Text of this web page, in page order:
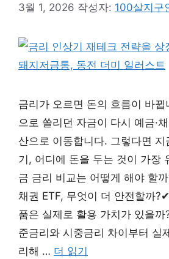
3월 1, 2026 작성자: 100살지구
금리가 오르면 돈의 흐름이 바
으로 쏠리던 자금이 다시 예금·
산으로 이동합니다. 그렇다면
기, 어디에 돈을 두는 것이 가장
금 금리 비교는 어떻게 해야 할
채권 ETF, 무엇이 더 안전할까
품은 실제로 활용 가치가 있을까
준금리와 시중금리 차이부터 실
리해 … 더 읽기